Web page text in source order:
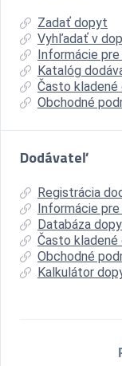
Zadať dopyt
Vyhľadať v
Informácie
Katalóg
Často
Obchodné
Dodávateľ
Registrácia
Informácie
Databáza
Často
Obchodné
Kalkulátor